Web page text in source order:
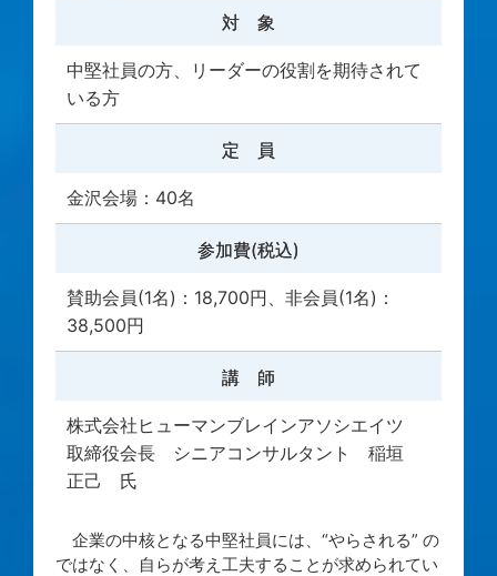
対 象
中堅社員の方、リーダーの役割を期待されて
いる方
定 員
金沢会場：40名
参加費(税込)
賛助会員(1名)：18,700円、非会員(1名)：
38,500円
講 師
株式会社ヒューマンブレインアソシエイツ
取締役会長 シニアコンサルタント 稲垣
正己 氏
企業の中核となる中堅社員には、“やらされる” の
ではなく、自らが考え工夫することが求められてい